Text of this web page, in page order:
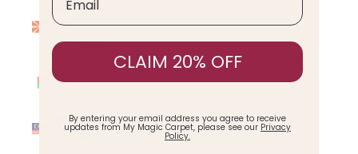
Macédoine
du Nord
(MKD ден)
Madagascar
Malaisie
(MYR RM)
CLAIM 20% OFF
By entering your email address you agree to receive
updates from My Magic Carpet, please see our Privacy
Policy.